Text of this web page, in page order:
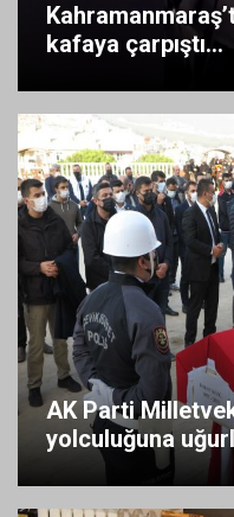
kafaya çarpıştı...
AK Parti
yolculuğuna